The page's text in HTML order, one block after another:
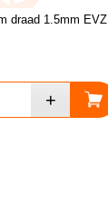
draad 1.5mm EVZ